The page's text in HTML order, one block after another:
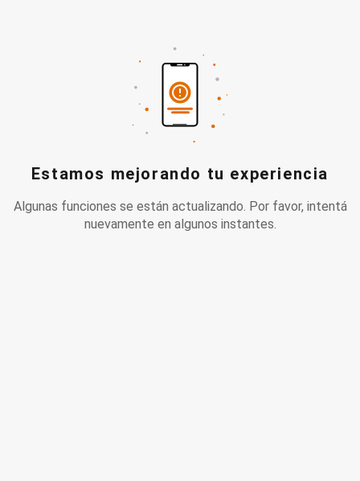
Estamos mejorando tu experiencia
Algunas funciones se están actualizando. Por favor, intentá
nuevamente en algunos instantes.